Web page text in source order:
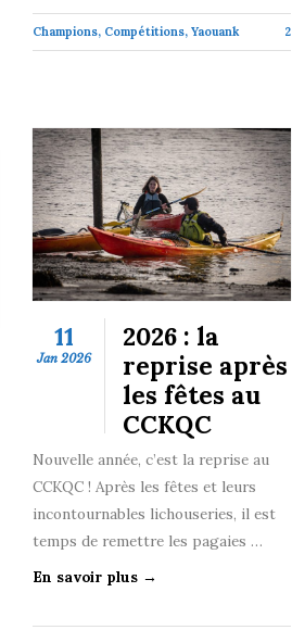
Champions, Compétitions, Yaouank 2
11
Jan 2026
2026 : la
reprise après
les fêtes au
CCKQC
Nouvelle année, c’est la reprise au
CCKQC ! Après les fêtes et leurs
incontournables lichouseries, il est
temps de remettre les pagaies …
En savoir plus →